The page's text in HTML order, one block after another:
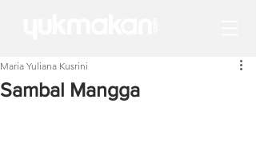
Sambal Mangga
Maria Yuliana Kusrini